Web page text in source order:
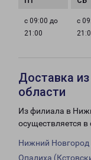
с 09:00 до
21:00
с
Доставка
области
Из филиала в
осуществляется
Нижний Новгород
Опалиха